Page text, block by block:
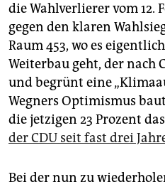
die Wahlverlierer vom 12.
gegen den klaren
Raum 453, wo es
Weiterbau geht, der nach
und begrünt eine
Wegners Optimismus
die jetzigen 23 Prozent das
der CDU seit fast drei
Bei der nun zu